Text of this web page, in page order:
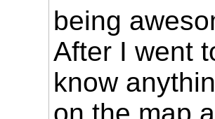
being
After I went
know